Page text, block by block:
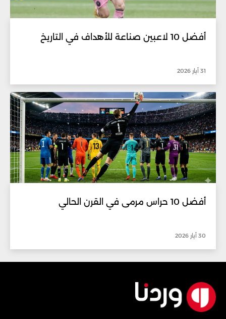
أفضل 10 لاعبين صناعة للأهداف في التاريخ
31 أيار 2026
أفضل 10 حراس مرمى في القرن الحالي
30 أيار 2026